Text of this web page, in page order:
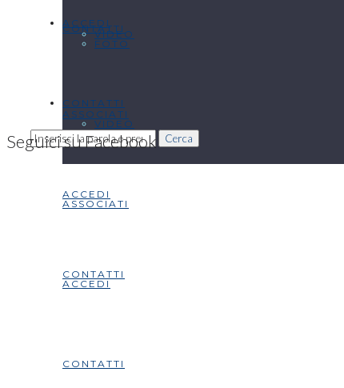
ACCEDI
CONTATTI
CONTATTI
Cerca
VIDEO
ASSOCIATI
ACCEDI
CONTATTI
FOTO
VIDEO
ASSOCIATI
ACCEDI
CONTATTI
Seguici su Facebook